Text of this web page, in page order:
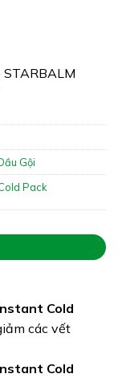
trong việc
Gội
Pack
Cold
các vết
Cold